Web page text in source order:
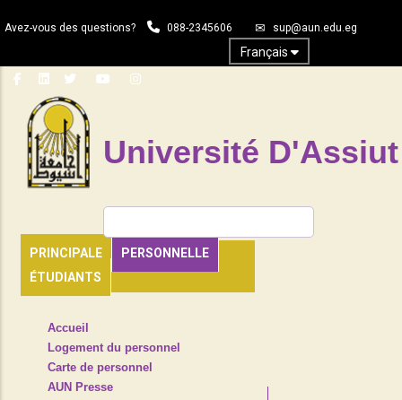
au
principal
Avez-vous des questions? 088-2345606 sup@aun.edu.eg
Français
Université D'Assiut
PRINCIPALE
PERSONNELLE
ÉTUDIANTS
HEADER
NAVIGATION
Accueil
Logement du personnel
Carte de personnel
AUN Presse